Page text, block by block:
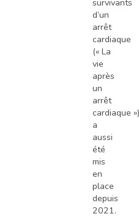
survivants
d’un
arrêt
cardiaque
(« La
vie
après
un
arrêt
cardiaque »)
a
aussi
été
mis
en
place
depuis
2021.